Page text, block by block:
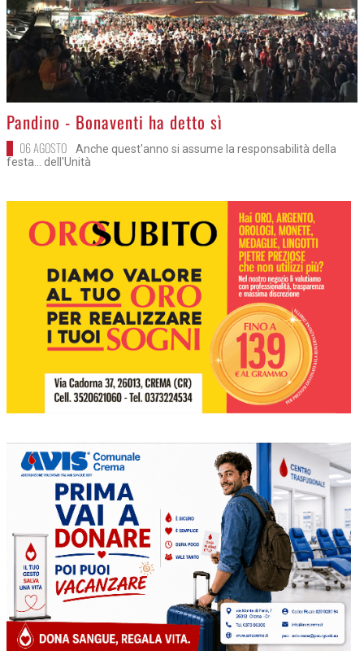
>
Pandino - Bonaventi ha detto sì
06 AGOSTO
Anche quest'anno si assume la responsabilità della
festa... dell'Unità